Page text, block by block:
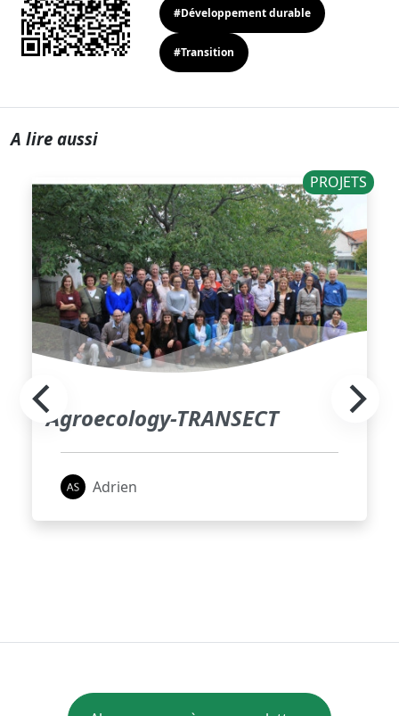
#Développement durable
#Transition
A lire aussi
PROJETS
Agroecology-TRANSECT
Adrien